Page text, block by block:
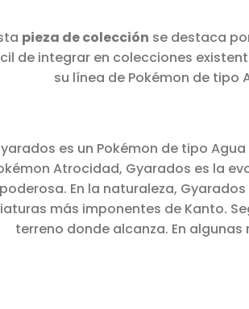
pieza de colección se destaca
de integrar en colecciones
su línea de Pokémon de tipo
es un Pokémon de tipo
Atrocidad, Gyarados es la
poderosa. En la naturaleza,
más imponentes de Kanto.
terreno donde alcanza. En